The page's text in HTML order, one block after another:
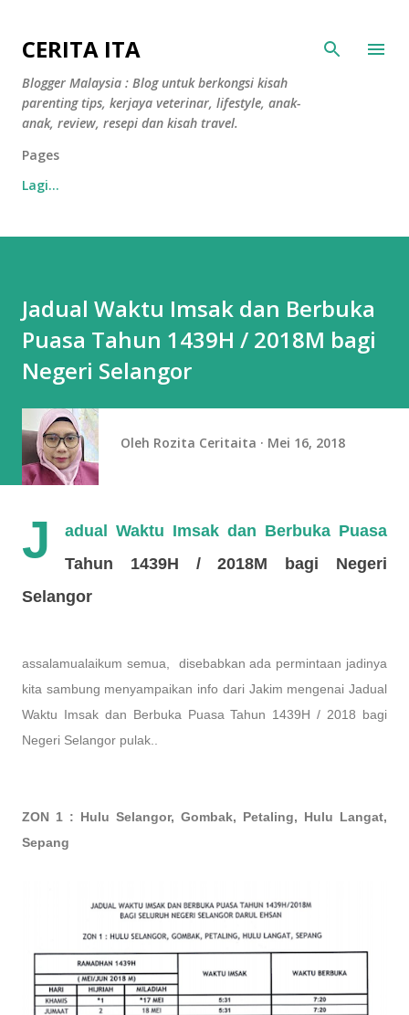
CERITA ITA
Blogger Malaysia : Blog untuk berkongsi kisah
parenting tips, kerjaya veterinar, lifestyle, anak-
anak, review, resepi dan kisah travel.
Pages
Lagi…
Jadual Waktu Imsak dan Berbuka
Puasa Tahun 1439H / 2018M bagi
Negeri Selangor
Oleh Rozita Ceritaita Mei 16, 2018
J
adual Waktu Imsak dan Berbuka Puasa
Tahun 1439H / 2018M bagi Negeri
Selangor
assalamualaikum semua, disebabkan ada permintaan jadinya
kita sambung menyampaikan info dari Jakim mengenai Jadual
Waktu Imsak dan Berbuka Puasa Tahun 1439H / 2018 bagi
Negeri Selangor pulak..
ZON 1 : Hulu Selangor, Gombak, Petaling, Hulu Langat,
Sepang